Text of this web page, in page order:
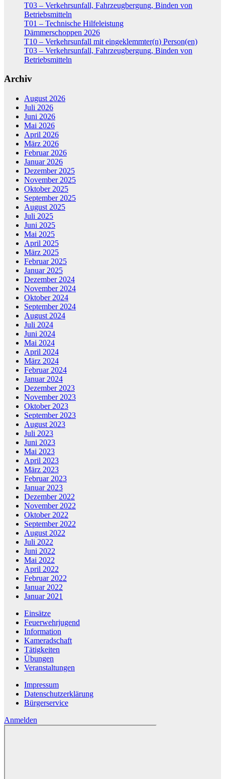
T03 – Verkehrsunfall, Fahrzeugbergung, Binden von
Betriebsmitteln
T01 – Technische Hilfeleistung
Dämmerschoppen 2026
T10 – Verkehrsunfall mit eingeklemmter(n) Person(en)
T03 – Verkehrsunfall, Fahrzeugbergung, Binden von
Betriebsmitteln
Archiv
August 2026
Juli 2026
Juni 2026
Mai 2026
April 2026
März 2026
Februar 2026
Januar 2026
Dezember 2025
November 2025
Oktober 2025
September 2025
August 2025
Juli 2025
Juni 2025
Mai 2025
April 2025
März 2025
Februar 2025
Januar 2025
Dezember 2024
November 2024
Oktober 2024
September 2024
August 2024
Juli 2024
Juni 2024
Mai 2024
April 2024
März 2024
Februar 2024
Januar 2024
Dezember 2023
November 2023
Oktober 2023
September 2023
August 2023
Juli 2023
Juni 2023
Mai 2023
April 2023
März 2023
Februar 2023
Januar 2023
Dezember 2022
November 2022
Oktober 2022
September 2022
August 2022
Juli 2022
Juni 2022
Mai 2022
April 2022
Februar 2022
Januar 2022
Januar 2021
Einsätze
Feuerwehrjugend
Information
Kameradschaft
Tätigkeiten
Übungen
Veranstaltungen
Impressum
Datenschutzerklärung
Bürgerservice
Anmelden